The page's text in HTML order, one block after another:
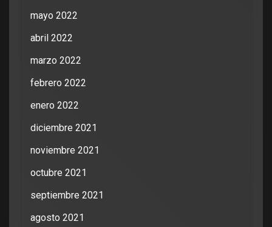
mayo 2022
abril 2022
marzo 2022
febrero 2022
enero 2022
diciembre 2021
noviembre 2021
octubre 2021
septiembre 2021
agosto 2021